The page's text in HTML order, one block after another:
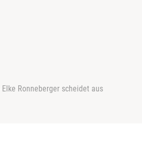
Elke Ronneberger scheidet aus